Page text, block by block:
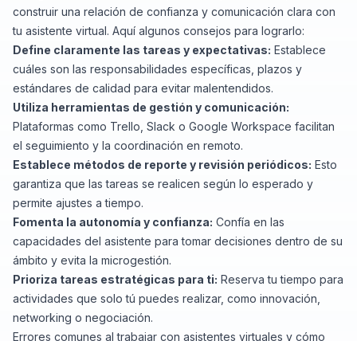
construir una relación de confianza y comunicación clara con
tu asistente virtual. Aquí algunos consejos para lograrlo:
Define claramente las tareas y expectativas: Establece
cuáles son las responsabilidades específicas, plazos y
estándares de calidad para evitar malentendidos.
Utiliza herramientas de gestión y comunicación:
Plataformas como Trello, Slack o Google Workspace facilitan
el seguimiento y la coordinación en remoto.
Establece métodos de reporte y revisión periódicos: Esto
garantiza que las tareas se realicen según lo esperado y
permite ajustes a tiempo.
Fomenta la autonomía y confianza: Confía en las
capacidades del asistente para tomar decisiones dentro de su
ámbito y evita la microgestión.
Prioriza tareas estratégicas para ti: Reserva tu tiempo para
actividades que solo tú puedes realizar, como innovación,
networking o negociación.
Errores comunes al trabajar con asistentes virtuales y cómo